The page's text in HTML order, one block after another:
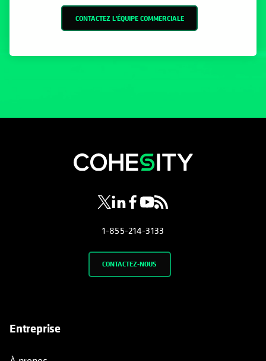
CONTACTEZ L'ÉQUIPE COMMERCIALE
s’ouvre dans un nouvel onglet
s’ouvre dans un nouvel onglet
s’ouvre dans un nouvel onglet
s’ouvre dans un nouvel
s’ouvre dans un nouvel
1-855-214-3133
CONTACTEZ-NOUS
Entreprise